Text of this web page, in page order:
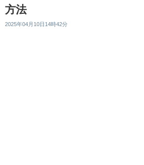
方法
2025年04月10日14時42分